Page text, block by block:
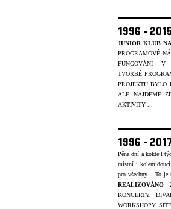
1996 -
JUNIOR KLUB
PROGRAMOVÉ
FUNGOVÁNÍ
TVORBĚ
PROJEKTU BYLO
ALE NAJDEME
AKTIVITY ...
1996 -
Pěna dní a koktejl
místní i
pro všechny… To je
REALIZOVÁNO
KONCERTY,
WORKSHOPY,